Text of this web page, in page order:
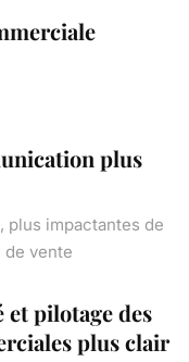
plus
plus impactantes de
vente
pilotage des
plus clair